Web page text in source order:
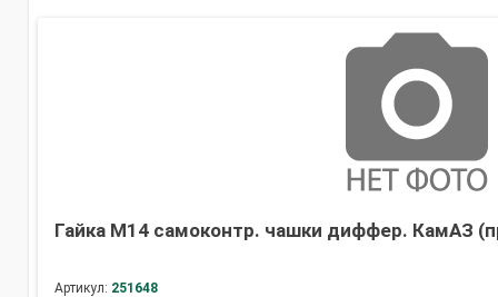
Гайка М14 самоконтр. чашки диффер. КамАЗ
Артикул: 251648